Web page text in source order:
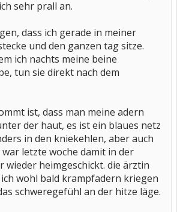
sehr prall an.
dass ich gerade in meiner
und den ganzen tag sitze.
ich nachts meine beine
tun sie direkt nach dem
ist, dass man meine adern
der haut, es ist ein blaues netz
in den kniekehlen, aber auch
letzte woche damit in der
wieder heimgeschickt. die ärztin
wohl bald krampfadern kriegen
schweregefühl an der hitze läge.